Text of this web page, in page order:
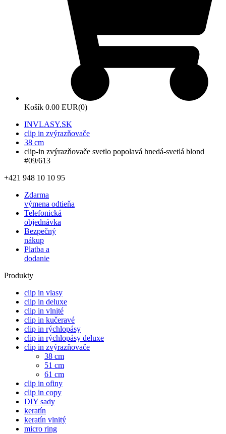
Košík 0.00 EUR(0)
INVLASY.SK
clip in zvýrazňovače
38 cm
clip-in zvýrazňovače svetlo popolavá hnedá-svetlá blond
#09/613
+421 948 10 10 95
Zdarma
výmena odtieňa
Telefonická
objednávka
Bezpečný
nákup
Platba a
dodanie
Produkty
clip in vlasy
clip in deluxe
clip in vlnité
clip in kučeravé
clip in rýchlopásy
clip in rýchlopásy deluxe
clip in zvýrazňovače
38 cm
51 cm
61 cm
clip in ofiny
clip in copy
DIY sady
keratín
keratín vlnitý
micro ring